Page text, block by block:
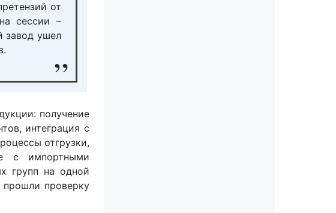
от
сессии –
завод ушел
получение
интеграция с
отгрузки,
с импортными
групп на одной
проверку